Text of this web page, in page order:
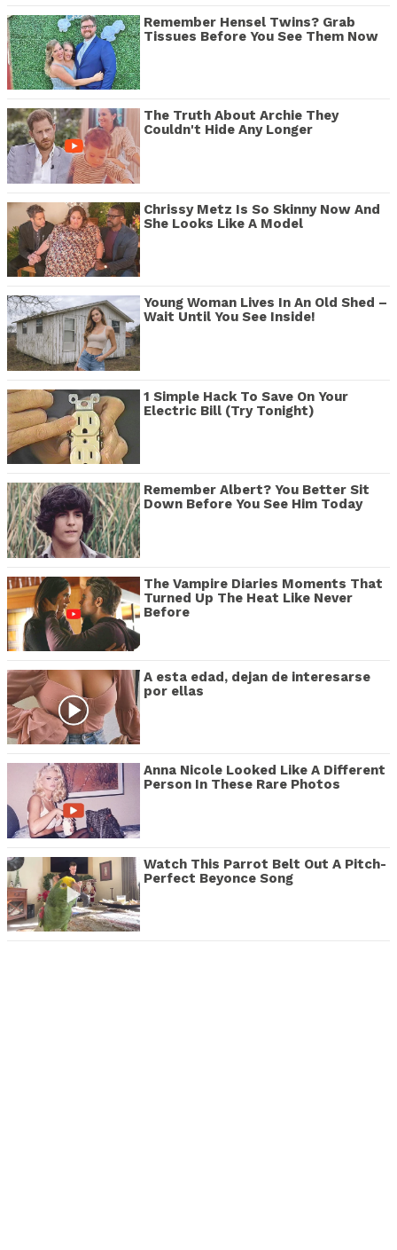
Remember Hensel Twins? Grab
Tissues Before You See Them Now
The Truth About Archie They
Couldn't Hide Any Longer
Chrissy Metz Is So Skinny Now And
She Looks Like A Model
Young Woman Lives In An Old Shed –
Wait Until You See Inside!
1 Simple Hack To Save On Your
Electric Bill (Try Tonight)
Remember Albert? You Better Sit
Down Before You See Him Today
The Vampire Diaries Moments That
Turned Up The Heat Like Never
Before
A esta edad, dejan de interesarse
por ellas
Anna Nicole Looked Like A Different
Person In These Rare Photos
Watch This Parrot Belt Out A Pitch-
Perfect Beyonce Song